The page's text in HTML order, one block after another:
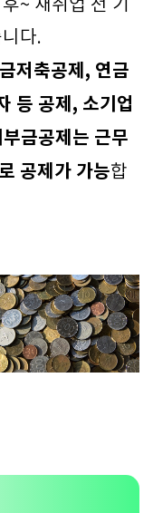
~ 재취업 전 기
다.
저축공제, 연금
등 공제, 소기업
금공제는 근무
공제가 가능합